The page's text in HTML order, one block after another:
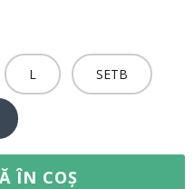
L SETB
ÎN COȘ